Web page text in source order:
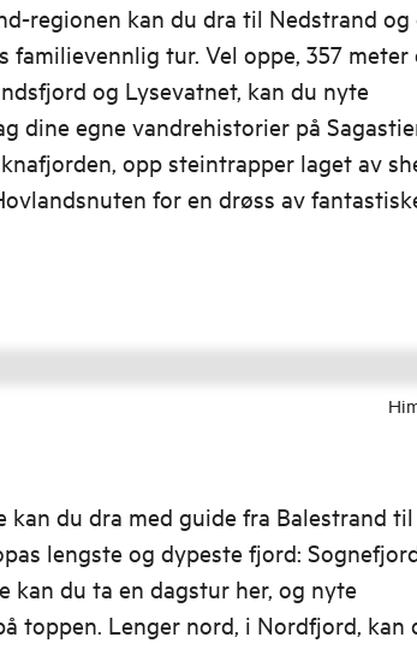
regionen kan du dra til Nedstrand og
familievennlig tur. Vel oppe, 357 meter
og Lysevatnet, kan du nyte
dine egne vandrehistorier på
opp steintrapper laget av
for en drøss av
du dra med guide fra Balestrand til
lengste og dypeste fjord:
kan du ta en dagstur her, og nyte
toppen. Lenger nord, i Nordfjord, kan